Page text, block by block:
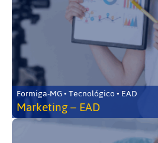
Formiga-MG • Tecnológico • EAD
Marketing – EAD